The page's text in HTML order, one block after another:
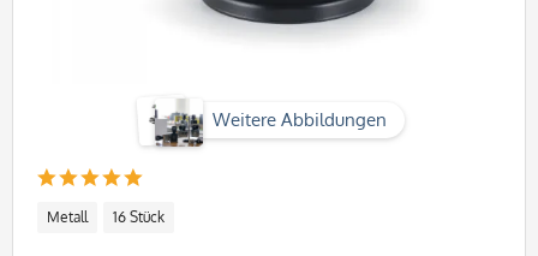
Weitere Abbildungen
Metall 16 Stück